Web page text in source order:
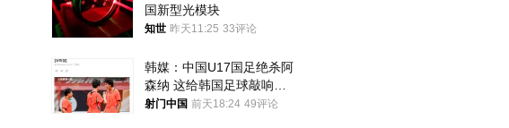
国新型光模块
知世 昨天11:25 33评论
韩媒：中国U17国足绝杀阿
森纳 这给韩国足球敲响了
警钟
射门中国 前天18:24 49评论